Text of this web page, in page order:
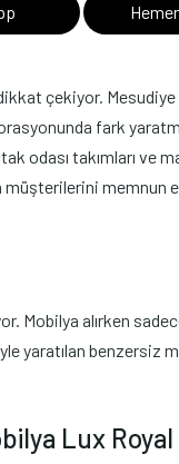
çekiyor.
fark
odası takımları
alırken
yaratılan
Lux Royal